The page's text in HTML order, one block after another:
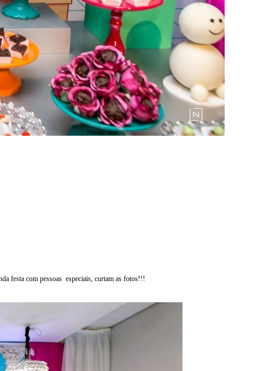
festa com pessoas especiais, curtam as fotos!!!